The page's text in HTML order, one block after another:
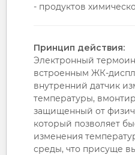
- продуктов
Принцип действия:
Электронный
встроенным ЖК-
внутренний датчик
температуры,
защищенный от
который позволяет
изменения
среды, что присуще